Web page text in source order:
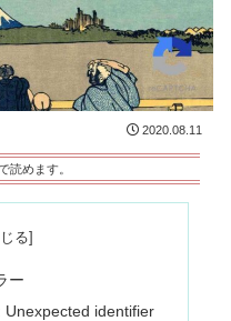
2020.08.11
読めます。
ー
Unexpected identifier